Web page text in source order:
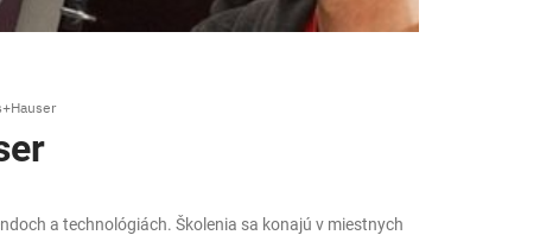
a technológiách. Školenia sa konajú v miestnych